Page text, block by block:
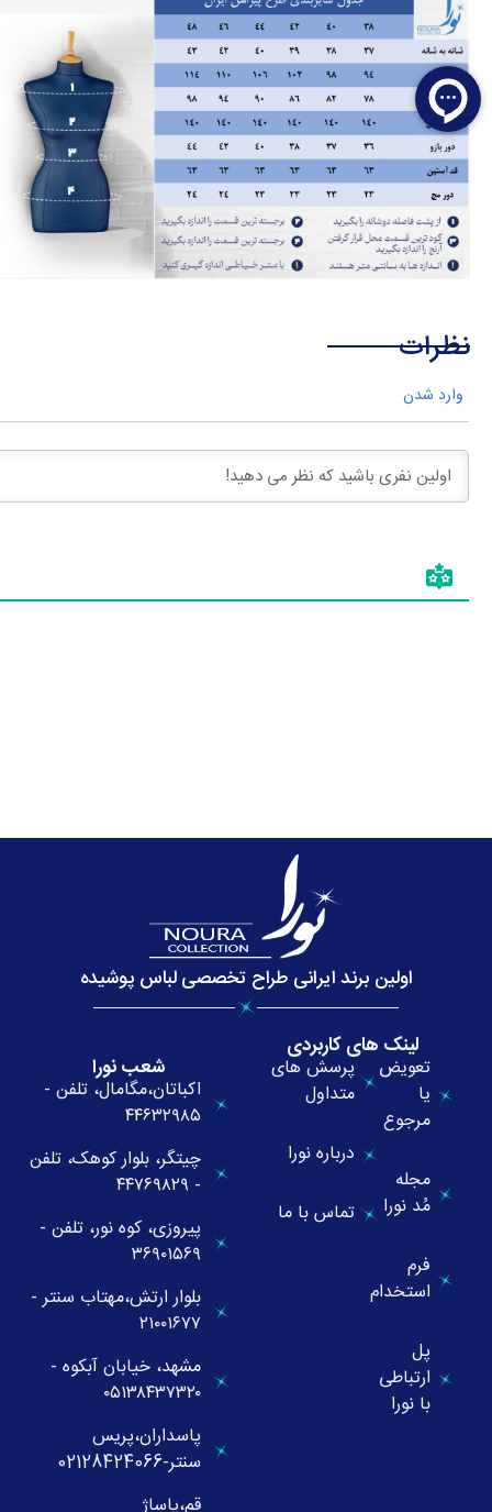
نظرات
وارد شدن
اولین برند ایرانی طراح تخصصی لباس پوشیده
لینک های کاربردی
تعویض
یا
مرجوع
مجله
مُد نورا
فرم
استخدام
پل
ارتباطی
با نورا
پرسش های
متداول
درباره نورا
تماس با ما
شعب نورا
اکباتان،مگامال، تلفن -
۴۴۶۳۲۹۸۵
چیتگر، بلوار کوهک، تلفن
- ۴۴۷۶۹۸۲۹
پیروزی، کوه نور، تلفن -
۳۶۹۰۱۵۶۹
بلوار ارتش،مهتاب سنتر -
۲۱۰۰۱۶۷۷
مشهد، خیابان آبکوه -
۰۵۱۳۸۴۳۷۳۲۰
پاسداران،پریس
سنتر-02128424066